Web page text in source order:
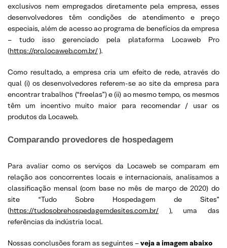
exclusivos nem empregados diretamente pela empresa, esses
desenvolvedores têm condições de atendimento e preço
especiais, além de acesso ao programa de benefícios da empresa
– tudo isso gerenciado pela plataforma Locaweb Pro
(https://pro.locaweb.com.br/).
Como resultado, a empresa cria um efeito de rede, através do
qual (i) os desenvolvedores referem-se ao site da empresa para
encontrar trabalhos (“freelas”) e (ii) ao mesmo tempo, os mesmos
têm um incentivo muito maior para recomendar / usar os
produtos da Locaweb.
Comparando provedores de hospedagem
Para avaliar como os serviços da Locaweb se comparam em
relação aos concorrentes locais e internacionais, analisamos a
classificação mensal (com base no mês de março de 2020) do
site “Tudo Sobre Hospedagem de Sites”
(https://tudosobrehospedagemdesites.com.br/ ), uma das
referências da indústria local.
Nossas conclusões foram as seguintes –veja a imagem abaixo